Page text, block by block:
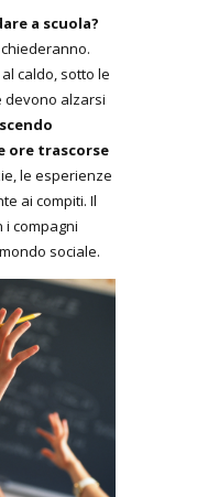
a scuola?
caldo, sotto le
devono alzarsi
ore trascorse
le esperienze
ai compiti. Il
i compagni
sociale.